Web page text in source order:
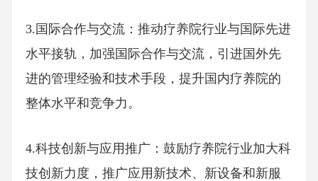
3.国际合作与交流：推动疗养院行业与国际先进
水平接轨，加强国际合作与交流，引进国外先
进的管理经验和技术手段，提升国内疗养院的
整体水平和竞争力。
4.科技创新与应用推广：鼓励疗养院行业加大科
技创新力度，推广应用新技术、新设备和新服